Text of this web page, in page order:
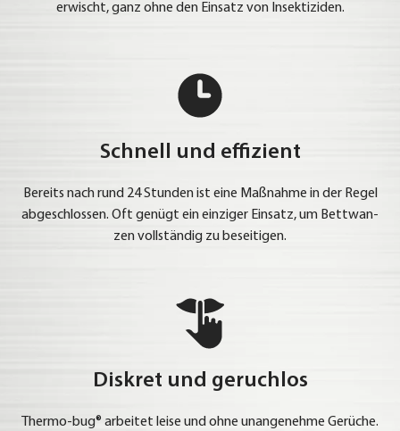
erwischt, ganz ohne den Ein­satz von Insek­ti­zi­den.
Schnell und effizient
Bereits nach rund 24 Stun­den ist eine Maß­nah­me in der Regel
abge­schlos­sen. Oft genügt ein ein­zi­ger Ein­satz, um Bett­wan­
zen voll­stän­dig zu besei­ti­gen.
Diskret und geruchlos
Ther­mo-bug® arbei­tet lei­se und ohne unan­ge­neh­me Gerü­che.